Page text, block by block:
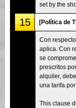
set by the
15 [Política de
Con
aplica. Con
se
prescritos
alquiler,
una tarifa por
This clause